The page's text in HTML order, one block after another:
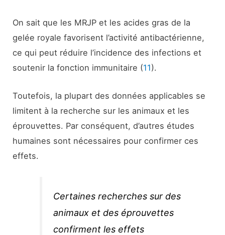
On sait que les MRJP et les acides gras de la
gelée royale favorisent l’activité antibactérienne,
ce qui peut réduire l’incidence des infections et
soutenir la fonction immunitaire (11).
Toutefois, la plupart des données applicables se
limitent à la recherche sur les animaux et les
éprouvettes. Par conséquent, d’autres études
humaines sont nécessaires pour confirmer ces
effets.
Certaines recherches sur des
animaux et des éprouvettes
confirment les effets